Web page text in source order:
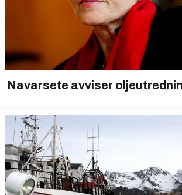
Navarsete avviser